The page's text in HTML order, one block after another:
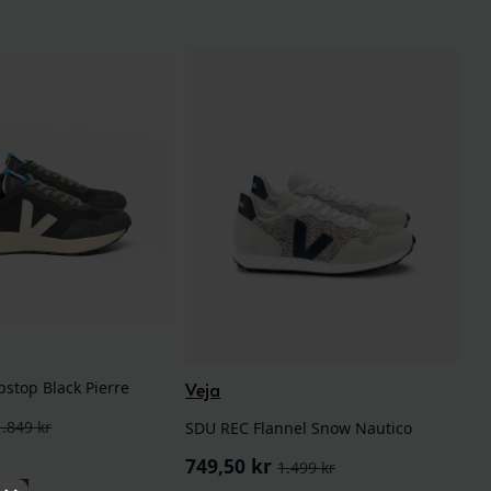
Black Pierre
kr
Veja
SDU REC Flannel Snow Nautico
1.499kr
Opprinnelig
749,50 kr
Nåværende